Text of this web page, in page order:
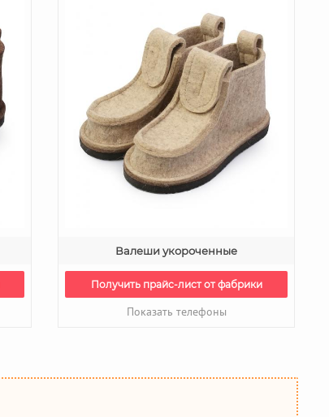
Валеши укороченные
Получить прайс-лист от фабрики
Показать телефоны